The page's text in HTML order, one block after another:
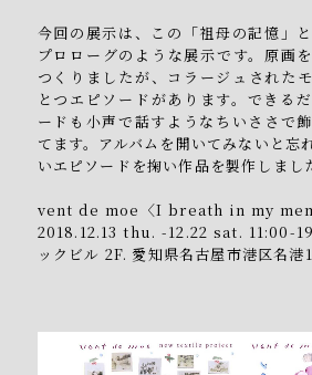
今回の展示は、この「祖母の記憶」
プロローグのような展示です。原画
つくりましたが、コラージュされた
とつエピソードがあります。できる
ードも小声で話すようなちいささで
てます。アルバムを開いてみないと忘
いエピソードを掬い作品を製作しまし
vent de moe〈I breath in my
2018.12.13 thu. -12.22 sat. 11:00-
ックビル 2F. 愛知県名古屋市港区名港